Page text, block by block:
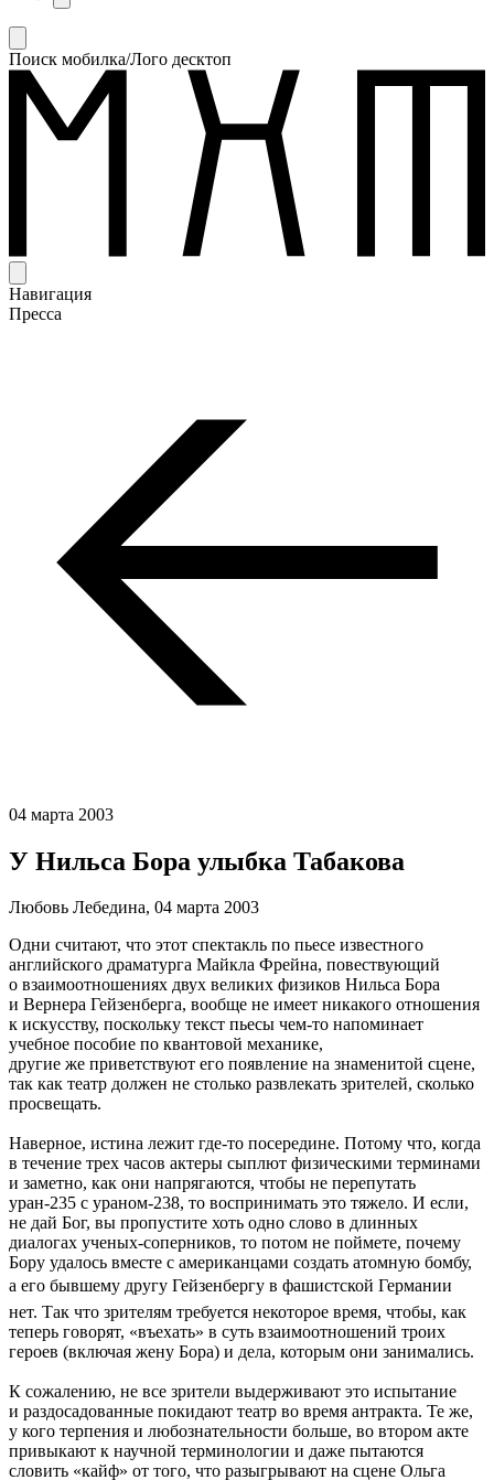
Поиск мобилка/Лого десктоп
Навигация
Пресса
04 марта 2003
У Нильса Бора улыбка Табакова
Любовь Лебедина, 04 марта 2003
Одни считают, что этот спектакль по пьесе известного
английского драматурга Майкла Фрейна, повествующий
о взаимоотношениях двух великих физиков Нильса Бора
и Вернера Гейзенберга, вообще не имеет никакого отношения
к искусству, поскольку текст пьесы чем-то напоминает
учебное пособие по квантовой механике,
другие же приветствуют его появление на знаменитой сцене,
так как театр должен не столько развлекать зрителей, сколько
просвещать.
Наверное, истина лежит где-то посередине. Потому что, когда
в течение трех часов актеры сыплют физическими терминами
и заметно, как они напрягаются, чтобы не перепутать
уран-235 с ураном-238, то воспринимать это тяжело. И если,
не дай Бог, вы пропустите хоть одно слово в длинных
диалогах ученых-соперников, то потом не поймете, почему
Бору удалось вместе с американцами создать атомную бомбу,
а его бывшему другу Гейзенбергу в фашистской Германии 
нет. Так что зрителям требуется некоторое время, чтобы, как
теперь говорят, «въехать» в суть взаимоотношений троих
героев (включая жену Бора) и дела, которым они занимались.
К сожалению, не все зрители выдерживают это испытание
и раздосадованные покидают театр во время антракта. Те же,
у кого терпения и любознательности больше, во втором акте
привыкают к научной терминологии и даже пытаются
словить «кайф» от того, что разыгрывают на сцене Ольга